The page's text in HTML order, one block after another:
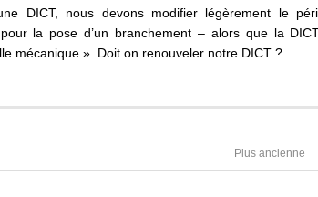
DICT, nous devons modifier légèrement le
la pose d’un branchement – alors que la
mécanique ». Doit on renouveler notre DICT ?
Plus ancienne